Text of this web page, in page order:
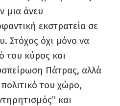
μια άνευ
εκστρατεία σε
Στόχος όχι μόνο να
του κύρος και
Πάτρας, αλλά
του χώρο,
και